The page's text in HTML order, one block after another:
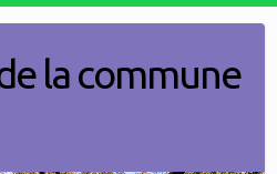
la commune